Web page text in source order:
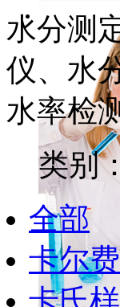
水分测
仪、水
水率检
类别
全部
卡尔